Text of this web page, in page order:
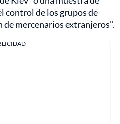
control de los grupos de
mercenarios extranjeros".